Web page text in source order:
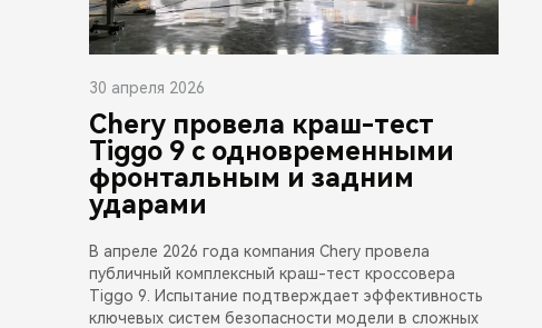
30 апреля 2026
Chery провела краш-тест
Tiggo 9 с одновременными
фронтальным и задним
ударами
В апреле 2026 года компания Chery провела
публичный комплексный краш-тест кроссовера
Tiggo 9. Испытание подтверждает эффективность
ключевых систем безопасности модели в сложных